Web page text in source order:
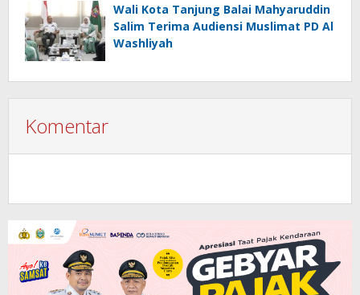
Wali Kota Tanjung Balai Mahyaruddin
Salim Terima Audiensi Muslimat PD Al
Washliyah
Komentar